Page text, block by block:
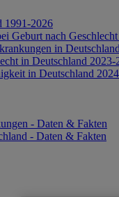
1991-2026
Geburt nach
in
in Deutschland 2023-
in Deutschland 2024
- Daten & Fakten
- Daten & Fakten